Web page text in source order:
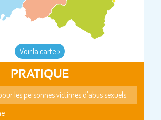
Voir la carte >
PRATIQUE
les personnes victimes d'abus sexuels